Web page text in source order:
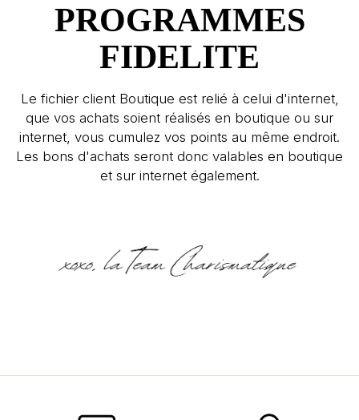
PROGRAMMES
FIDELITE
Le fichier client Boutique est relié à celui d'internet,
que vos achats soient réalisés en boutique ou sur
internet, vous cumulez vos points au même endroit.
Les bons d'achats seront donc valables en boutique
et sur internet également.